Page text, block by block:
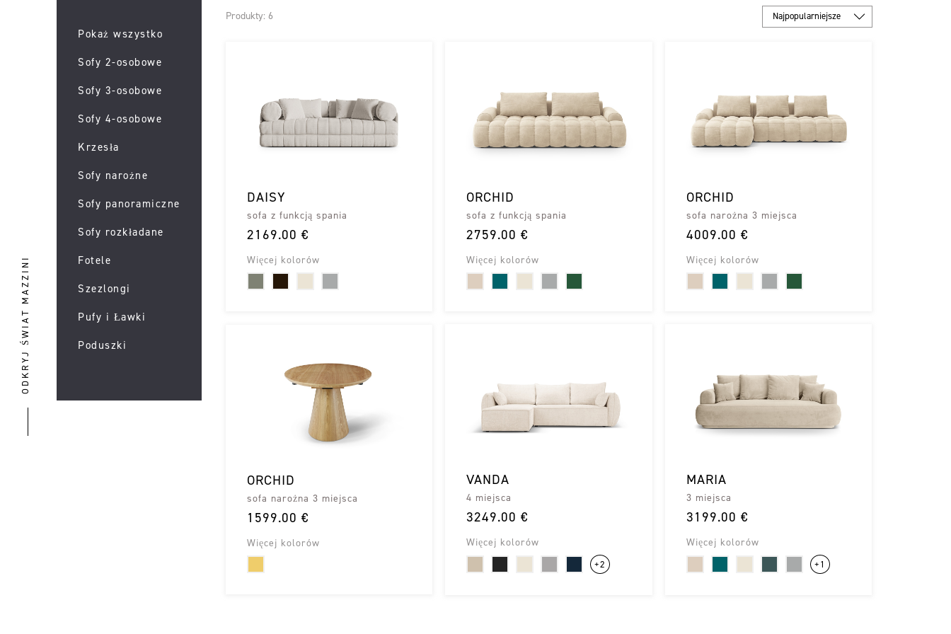
ODKRYJ ŚWIAT MAZZINI
Pokaż wszystko
Sofy 2-osobowe
Sofy 3-osobowe
Sofy 4-osobowe
Krzesła
Sofy narożne
Sofy panoramiczne
Sofy rozkładane
Fotele
Szezlongi
Pufy i Ławki
Poduszki
Produkty: 6 Najpopularniejsze
DAISY
sofa z funkcją spania
2169.00 €
Więcej kolorów
ORCHID
sofa z funkcją spania
2759.00 €
Więcej kolorów
ORCHID
sofa narożna 3 miejsca
4009.00 €
Więcej kolorów
ORCHID
sofa narożna 3 miejsca
1599.00 €
Więcej kolorów
VANDA
4 miejsca
3249.00 €
Więcej kolorów
+2
MARIA
3 miejsca
3199.00 €
Więcej kolorów
+1